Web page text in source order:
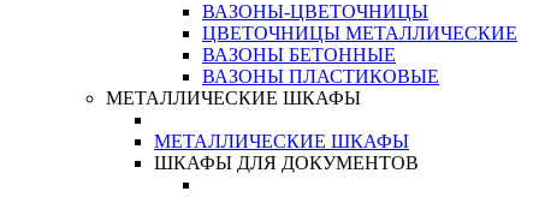
ВАЗОНЫ-ЦВЕТОЧНИЦЫ
ЦВЕТОЧНИЦЫ МЕТАЛЛИЧЕСКИЕ
ВАЗОНЫ БЕТОННЫЕ
ВАЗОНЫ ПЛАСТИКОВЫЕ
МЕТАЛЛИЧЕСКИЕ ШКАФЫ
МЕТАЛЛИЧЕСКИЕ ШКАФЫ
ШКАФЫ ДЛЯ ДОКУМЕНТОВ